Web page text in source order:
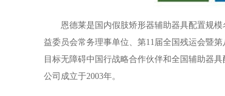
恩德莱是国内假肢矫形器辅助器具配置规
益委员会常务理事单位、第11届全国残运会暨
目标无障碍中国行战略合作伙伴和全国辅助器
公司成立于2003年。